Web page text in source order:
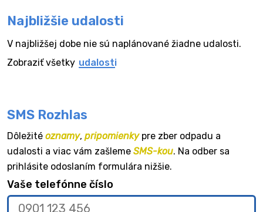
Najbližšie udalosti
V najbližšej dobe nie sú naplánované žiadne udalosti.
Zobraziť všetky udalosti
SMS Rozhlas
Dôležité oznamy, pripomienkypre zber odpadu a
udalosti a viac vám zašleme SMS-kou. Na odber sa
prihlásite odoslaním formulára nižšie.
Vaše telefónne číslo